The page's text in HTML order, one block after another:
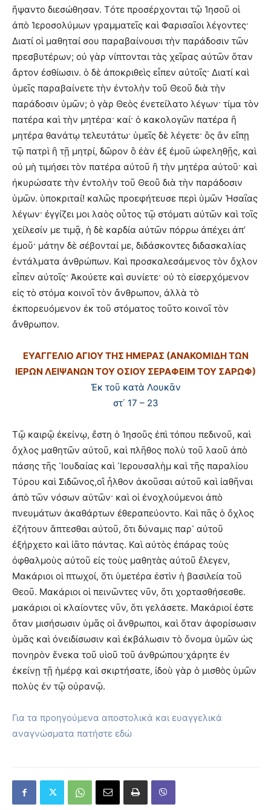
ἥψαντο διεσώθησαν. Τότε προσέρχονται τῷ Ἰησοῦ οἱ
ἀπὸ Ἱεροσολύμων γραμματεῖς καὶ Φαρισαῖοι λέγοντες·
Διατί οἱ μαθηταί σου παραβαίνουσι τὴν παράδοσιν τῶν
πρεσβυτέρων; οὐ γὰρ νίπτονται τὰς χεῖρας αὐτῶν ὅταν
ἄρτον ἐσθίωσιν. ὁ δὲ ἀποκριθεὶς εἶπεν αὐτοῖς· Διατί καὶ
ὑμεῖς παραβαίνετε τὴν ἐντολὴν τοῦ Θεοῦ διὰ τὴν
παράδοσιν ὑμῶν; ὁ γὰρ Θεὸς ἐνετείλατο λέγων· τίμα τὸν
πατέρα καὶ τὴν μητέρα· καί· ὁ κακολογῶν πατέρα ἢ
μητέρα θανάτῳ τελευτάτω· ὑμεῖς δὲ λέγετε· ὃς ἂν εἴπῃ
τῷ πατρὶ ἢ τῇ μητρί, δῶρον ὃ ἐὰν ἐξ ἐμοῦ ὠφεληθῇς, καὶ
οὐ μὴ τιμήσει τὸν πατέρα αὐτοῦ ἢ τὴν μητέρα αὐτοῦ· καὶ
ἠκυρώσατε τὴν ἐντολὴν τοῦ Θεοῦ διὰ τὴν παράδοσιν
ὑμῶν. ὑποκριταί! καλῶς προεφήτευσε περὶ ὑμῶν Ἡσαΐας
λέγων· ἐγγίζει μοι λαὸς οὗτος τῷ στόματι αὐτῶν καὶ τοῖς
χείλεσίν με τιμᾷ, ἡ δὲ καρδία αὐτῶν πόρρω ἀπέχει ἀπ’
ἐμοῦ· μάτην δὲ σέβονταί με, διδάσκοντες διδασκαλίας
ἐντάλματα ἀνθρώπων. Καὶ προσκαλεσάμενος τὸν ὄχλον
εἶπεν αὐτοῖς· Ἀκούετε καὶ συνίετε· οὐ τὸ εἰσερχόμενον
εἰς τὸ στόμα κοινοῖ τὸν ἄνθρωπον, ἀλλὰ τὸ
ἐκπορευόμενον ἐκ τοῦ στόματος τοῦτο κοινοῖ τὸν
ἄνθρωπον.
ΕΥΑΓΓΕΛΙΟ ΑΓΙΟΥ ΤΗΣ ΗΜΕΡΑΣ (ΑΝΑΚΟΜΙΔΗ ΤΩΝ
ΙΕΡΩΝ ΛΕΙΨΑΝΩΝ ΤΟΥ ΟΣΙΟΥ ΣΕΡΑΦΕΙΜ ΤΟΥ ΣΑΡΩΦ)
Ἐκ τοῦ κατὰ Λουκᾶν
στ΄ 17 – 23
Τῷ καιρῷ ἐκείνῳ, ἔστη ὁ Ἰησοῦς ἐπὶ τόπου πεδινοῦ, καὶ
ὄχλος μαθητῶν αὐτοῦ, καὶ πλῆθος πολὺ τοῦ λαοῦ ἀπὸ
πάσης τῆς ᾽Ιουδαίας καὶ ᾽Ιερουσαλὴμ καὶ τῆς παραλίου
Τύρου καὶ Σιδῶνος,οἳ ἦλθον ἀκοῦσαι αὐτοῦ καὶ ἰαθῆναι
ἀπὸ τῶν νόσων αὐτῶν· καὶ οἱ ἐνοχλούμενοι ἀπὸ
πνευμάτων ἀκαθάρτων ἐθεραπεύοντο. Καὶ πᾶς ὁ ὄχλος
ἐζήτουν ἅπτεσθαι αὐτοῦ, ὅτι δύναμις παρ᾽ αὐτοῦ
ἐξήρχετο καὶ ἰᾶτο πάντας. Καὶ αὐτὸς ἐπάρας τοὺς
ὀφθαλμοὺς αὐτοῦ εἰς τοὺς μαθητὰς αὐτοῦ ἔλεγεν,
Μακάριοι οἱ πτωχοί, ὅτι ὑμετέρα ἐστὶν ἡ βασιλεία τοῦ
Θεοῦ. Μακάριοι οἱ πεινῶντες νῦν, ὅτι χορτασθήσεσθε.
μακάριοι οἱ κλαίοντες νῦν, ὅτι γελάσετε. Μακάριοί ἐστε
ὅταν μισήσωσιν ὑμᾶς οἱ ἄνθρωποι, καὶ ὅταν ἀφορίσωσιν
ὑμᾶς καὶ ὀνειδίσωσιν καὶ ἐκβάλωσιν τὸ ὄνομα ὑμῶν ὡς
πονηρὸν ἕνεκα τοῦ υἱοῦ τοῦ ἀνθρώπου·χάρητε ἐν
ἐκείνῃ τῇ ἡμέρᾳ καὶ σκιρτήσατε, ἰδοὺ γὰρ ὁ μισθὸς ὑμῶν
πολὺς ἐν τῷ οὐρανῷ.
Για τα προηγούμενα αποστολικά και ευαγγελικά
αναγνώσματα πατήστε εδώ